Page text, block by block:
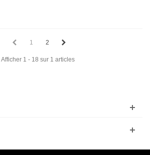
1 2
Afficher 1 - 18 sur 1 articles